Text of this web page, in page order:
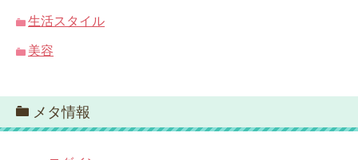
生活スタイル
美容
メタ情報